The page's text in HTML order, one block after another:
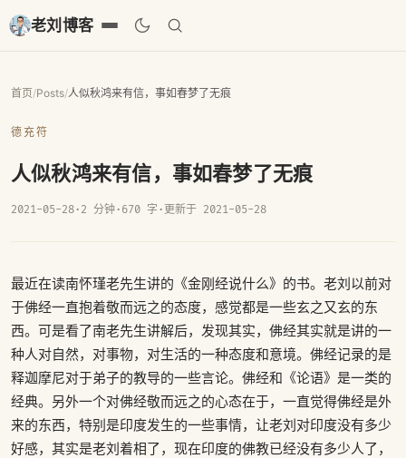
老刘博客
首页/Posts/人似秋鸿来有信，事如春梦了无痕
德充符
人似秋鸿来有信，事如春梦了无痕
2021-05-28· 2 分钟· 670 字 · 更新于 2021-05-28
最近在读南怀瑾老先生讲的《金刚经说什么》的书。老刘以前对
于佛经一直抱着敬而远之的态度，感觉都是一些玄之又玄的东
西。可是看了南老先生讲解后，发现其实，佛经其实就是讲的一
种人对自然，对事物，对生活的一种态度和意境。佛经记录的是
释迦摩尼对于弟子的教导的一些言论。佛经和《论语》是一类的
经典。另外一个对佛经敬而远之的心态在于，一直觉得佛经是外
来的东西，特别是印度发生的一些事情，让老刘对印度没有多少
好感，其实是老刘着相了，现在印度的佛教已经没有多少人了，